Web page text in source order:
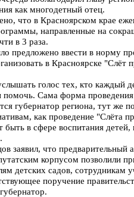
как многодетный отец.
что в Красноярском крае
направленные на
в 3 раза.
предложено ввести в норму
в Красноярске
голос тех, кто каждый
Сама форма
губернатор региона, тут же
как проведение "Слёта
быть в сфере воспитания
заявил, что предварительный
корпусом позволили
детских садов,
поручение